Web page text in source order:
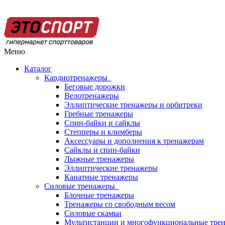
Меню
Каталог
Кардиотренажеры
Беговые дорожки
Велотренажеры
Эллиптические тренажеры и орбитреки
Гребные тренажеры
Спин-байки и сайклы
Степперы и климберы
Аксессуары и дополнения к тренажерам
Сайклы и спин-байки
Лыжные тренажеры
Эллиптические тренажеры
Канатные тренажеры
Силовые тренажеры
Блочные тренажеры
Тренажеры со свободным весом
Силовые скамьи
Мультистанции и многофункциональные